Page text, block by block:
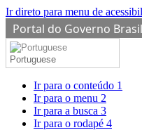
Ir direto para menu de
Portal do Governo
Portuguese
Ir para o conteúdo 1
Ir para o menu 2
Ir para a busca 3
Ir para o rodapé 4